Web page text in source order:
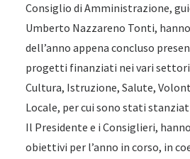
Consiglio di Amministrazione,
Umberto Nazzareno Tonti,
dell’anno appena concluso
progetti finanziati nei vari
Cultura, Istruzione, Salute,
Locale, per cui sono stati
Il Presidente e i Consiglieri,
obiettivi per l’anno in corso, in